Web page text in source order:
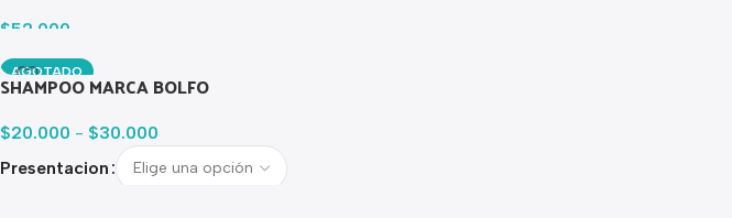
$52.000
AGOTADO
SHAMPOO MARCA BOLFO
$20.000 - $30.000
Presentacion